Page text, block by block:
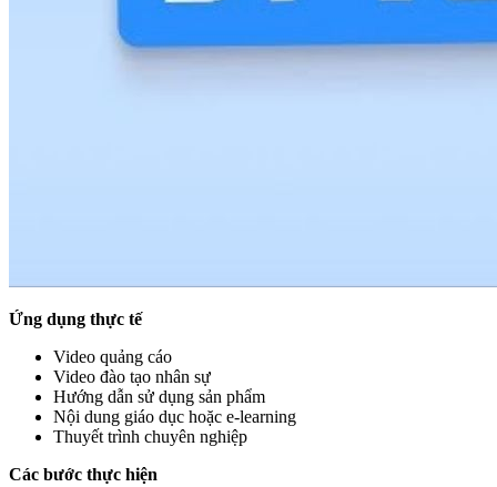
Ứng dụng thực tế
Video quảng cáo
Video đào tạo nhân sự
Hướng dẫn sử dụng sản phẩm
Nội dung giáo dục hoặc e-learning
Thuyết trình chuyên nghiệp
Các bước thực hiện